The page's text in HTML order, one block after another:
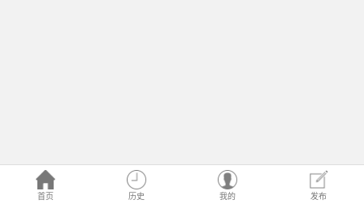
首页 历史 我的 发布